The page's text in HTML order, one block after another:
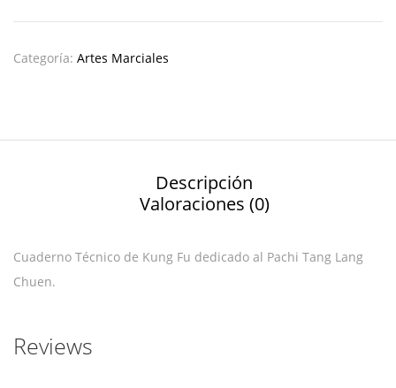
Categoría: Artes Marciales
Descripción
Valoraciones (0)
Cuaderno Técnico de Kung Fu dedicado al Pachi Tang Lang
Chuen.
Reviews